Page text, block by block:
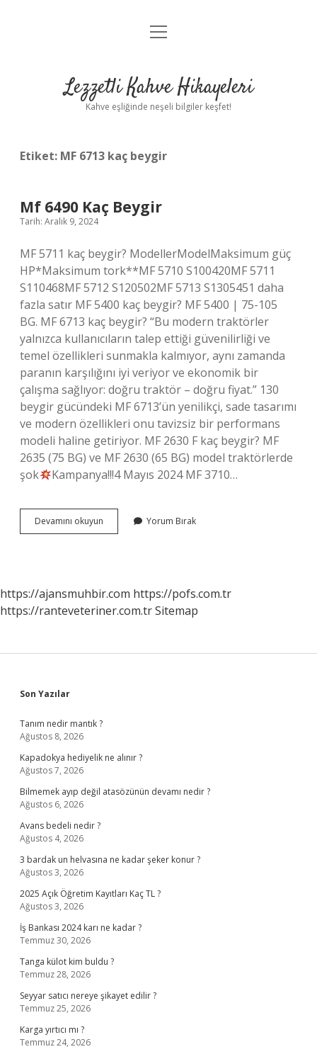
Anasayfa
Yasal Uyarı
menüyü
Lezzetli Kahve Hikayeleri
Kahve eşliğinde neşeli bilgiler keşfet!
Etiket: MF 6713 kaç beygir
Mf 6490 Kaç Beygir
Tarih: Aralık 9, 2024
MF 5711 kaç beygir? ModellerModelMaksimum güç
HP*Maksimum tork**MF 5710 S100420MF 5711
S110468MF 5712 S120502MF 5713 S1305451 daha
fazla satır MF 5400 kaç beygir? MF 5400 | 75-105
BG. MF 6713 kaç beygir? “Bu modern traktörler
yalnızca kullanıcıların talep ettiği güvenilirliği ve
temel özellikleri sunmakla kalmıyor, aynı zamanda
paranın karşılığını iyi veriyor ve ekonomik bir
çalışma sağlıyor: doğru traktör – doğru fiyat.” 130
beygir gücündeki MF 6713’ün yenilikçi, sade tasarımı
ve modern özellikleri onu tavizsiz bir performans
modeli haline getiriyor. MF 2630 F kaç beygir? MF
2635 (75 BG) ve MF 2630 (65 BG) model traktörlerde
şok
Kampanya!!!4 Mayıs 2024 MF 3710…
Devamını okuyun
6490
Yorum Bırak
https://ajansmuhbir.com https://pofs.com.tr
https://ranteveteriner.com.trSitemap
Sidebar
Son Yazılar
Tanım nedir mantık ?
Ağustos 8, 2026
Kapadokya hediyelik ne alınır ?
Ağustos 7, 2026
Bilmemek ayıp değil atasözünün devamı nedir ?
Ağustos 6, 2026
Avans bedeli nedir ?
Ağustos 4, 2026
3 bardak un helvasına ne kadar şeker konur ?
Ağustos 3, 2026
2025 Açık Öğretim Kayıtları Kaç TL ?
Ağustos 3, 2026
İş Bankası 2024 karı ne kadar ?
Temmuz 30, 2026
Tanga külot kim buldu ?
Temmuz 28, 2026
Seyyar satıcı nereye şikayet edilir ?
Temmuz 25, 2026
Karga yırtıcı mı ?
Temmuz 24, 2026